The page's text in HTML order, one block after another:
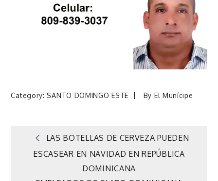
Category: SANTO DOMINGO ESTE By El Munícipe
Navegación
LAS BOTELLAS DE CERVEZA PUEDEN
ESCASEAR EN NAVIDAD EN REPÚBLICA
DOMINICANA